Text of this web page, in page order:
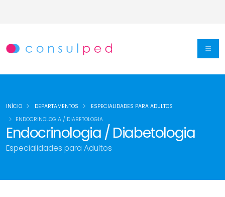
Endocrinologia / Diabetologia
Especialidades para Adultos
INÍCIO DEPARTAMENTOS
ESPECIALIDADES PARA ADULTOS
ENDOCRINOLOGIA / DIABETOLOGIA